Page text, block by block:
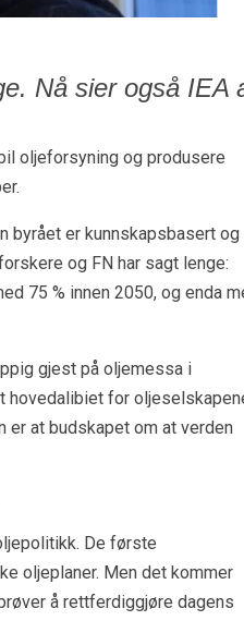
Nå sier også IEA
oljeforsyning og produsere
byrået er kunnskapsbasert og
og FN har sagt lenge:
75 % innen 2050, og enda
gjest på oljemessa i
hovedalibiet for
er at budskapet om at verden
De første
oljeplaner. Men det kommer
å rettferdiggjøre dagens